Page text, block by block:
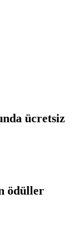
ücretsiz
ödüller